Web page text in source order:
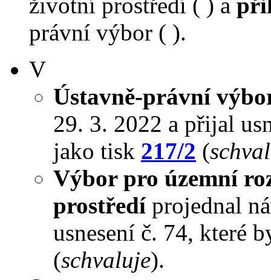
životní prostředí ( ) a
právní výbor ( ).
V
Ústavně-právní
29. 3. 2022 a přijal
jako tisk 217/2 (
Výbor pro územní
prostředíprojednal
usnesení č. 74, které
(schvaluje).